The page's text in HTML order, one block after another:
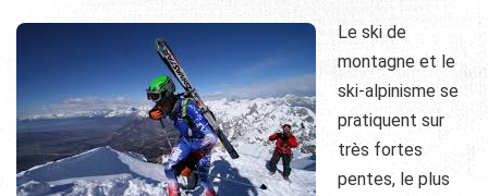
Le ski de
montagne et le
ski-alpinisme se
pratiquent sur
très fortes
pentes, le plus